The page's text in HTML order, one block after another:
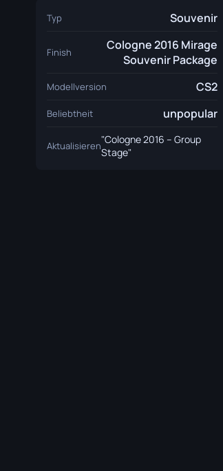
Typ Souvenir
Finish
Cologne 2016 Mirage
Souvenir Package
Modellversion CS2
Beliebtheit unpopular
Aktualisieren"Cologne 2016 – Group
Stage"